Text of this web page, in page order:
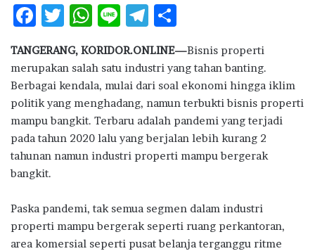
F
e
b
o
o
k
T
it
te
r
W
at
s
A
p
p
Li
e
T
e
g
ra
m
ar
e
TANGERANG, KORIDOR.ONLINE—Bisnis properti
merupakan salah satu industri yang tahan banting.
Berbagai kendala, mulai dari soal ekonomi hingga iklim
politik yang menghadang, namun terbukti bisnis properti
mampu bangkit. Terbaru adalah pandemi yang terjadi
pada tahun 2020 lalu yang berjalan lebih kurang 2
tahunan namun industri properti mampu bergerak
bangkit.
Paska pandemi, tak semua segmen dalam industri
properti mampu bergerak seperti ruang perkantoran,
area komersial seperti pusat belanja terganggu ritme